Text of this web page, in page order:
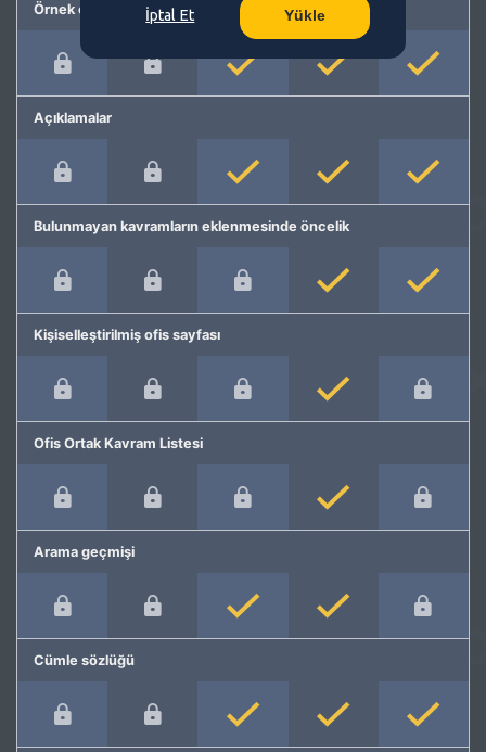
Örnek cümleler
Açıklamalar
Bulunmayan kavramların eklenmesinde öncelik
Kişiselleştirilmiş ofis sayfası
Ofis Ortak Kavram Listesi
Arama geçmişi
Cümle sözlüğü
İptal Et Yükle